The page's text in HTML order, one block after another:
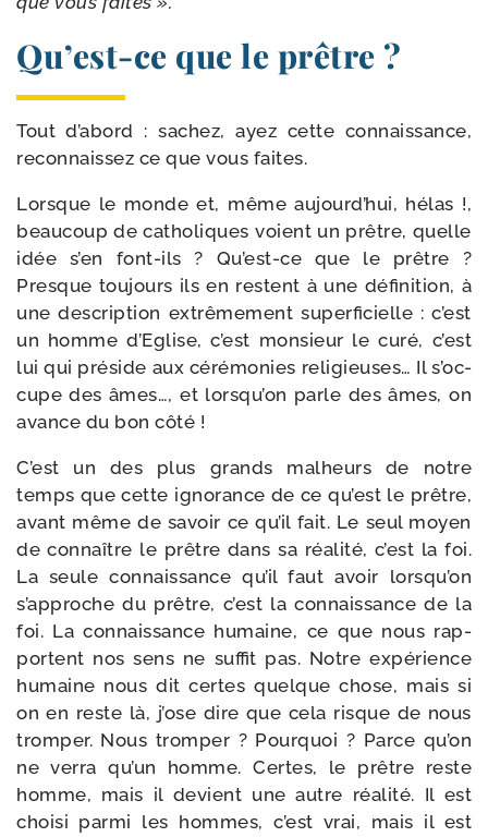
Qu’est-ce que le prêtre ?
Tout d’a­bord : sachez, ayez cette connais­sance,
recon­nais­sez ce que vous faites.
Lorsque le monde et, même aujourd’­hui, hélas !,
beau­coup de catho­liques voient un prêtre, quelle
idée s’en font-​ils ? Qu’est-​ce que le prêtre ?
Presque tou­jours ils en res­tent à une défi­ni­tion, à
une des­crip­tion extrê­me­ment super­fi­cielle : c’est
un homme d’Eglise, c’est mon­sieur le curé, c’est
lui qui pré­side aux céré­mo­nies reli­gieuses… Il s’oc­
cupe des âmes…, et lors­qu’on parle des âmes, on
avance du bon côté !
C’est un des plus grands mal­heurs de notre
temps que cette igno­rance de ce qu’est le prêtre,
avant même de savoir ce qu’il fait. Le seul moyen
de connaître le prêtre dans sa réa­li­té, c’est la foi.
La seule connais­sance qu’il faut avoir lors­qu’on
s’ap­proche du prêtre, c’est la connais­sance de la
foi. La connais­sance humaine, ce que nous rap­
portent nos sens ne suf­fit pas. Notre expé­rience
humaine nous dit certes quelque chose, mais si
on en reste là, j’ose dire que cela risque de nous
trom­per. Nous trom­per ? Pourquoi ? Parce qu’on
ne ver­ra qu’un homme. Certes, le prêtre reste
homme, mais il devient une autre réa­li­té. Il est
choi­si par­mi les hommes, c’est vrai, mais il est